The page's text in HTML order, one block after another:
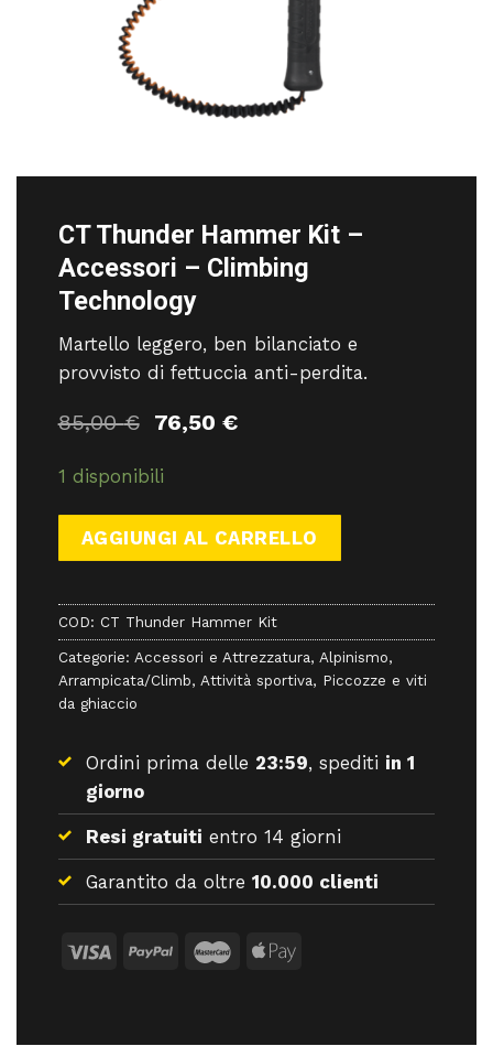
CT Thunder Hammer Kit –
Accessori – Climbing
Technology
Martello leggero, ben bilanciato e
provvisto di fettuccia anti-perdita.
85,00€ Il
originale
era:
85,00 €.
76,50 €Il
76,50 €.
1 disponibili
AGGIUNGI AL CARRELLO
COD: CT Thunder Hammer Kit
Categorie: Accessori e Attrezzatura, Alpinismo,
Arrampicata/Climb, Attività sportiva, Piccozze e viti
da ghiaccio
Ordini prima delle 23:59, spediti in 1
giorno
Resi gratuiti entro 14 giorni
Garantito da oltre 10.000 clienti